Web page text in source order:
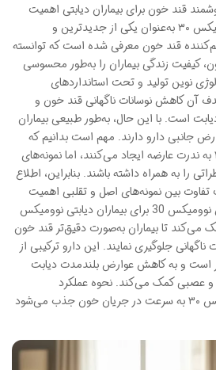
قند خون برای بیماران دیابتی اهمیت
ویژه‌ای پیدا کرده است. نوومیکس ۳۰ به‌عنوان یکی از جدیدترین و
قند خون معرفی شده است که توانسته
کیفیت زندگی بیماران را به‌طور محسوسی
نوین تولید و تحت استانداردهای
آن کاهش نوسانات ناگهانی قند خون و
است. با این حال، به‌طور طبیعی بیماران
جانبی دارو دارند. مهم است بدانیم که
آمپول‌های اصل نوومیکس ۳۰ به ندرت عارضه ایجاد می‌کنند، اما نمونه‌های
را به همراه داشته باشند. بنابراین، اطلاع
بین نمونه‌های اصل و تقلبی اهمیت
ویژه‌ای دارد. عملکرد و مزایای نوومیکس 30 برای بیماران دیابتی نوومیکس
می‌کند تا بیماران به‌صورت دقیق‌تر قند خون
ناگهانی جلوگیری نمایند. این دارو ترکیبی از
است و به کاهش عوارض بلندمدت دیابت
و عصبی کمک می‌کند. نحوه عملکرد
نوومیکس 30 در بدن نوومیکس ۳۰ به سرعت در جریان خون جذب می‌شود